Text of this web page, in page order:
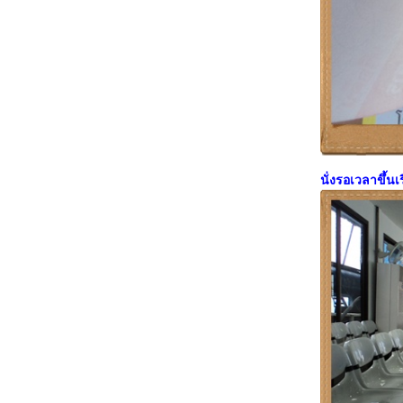
นั่งรอเวลาขึ้นเ